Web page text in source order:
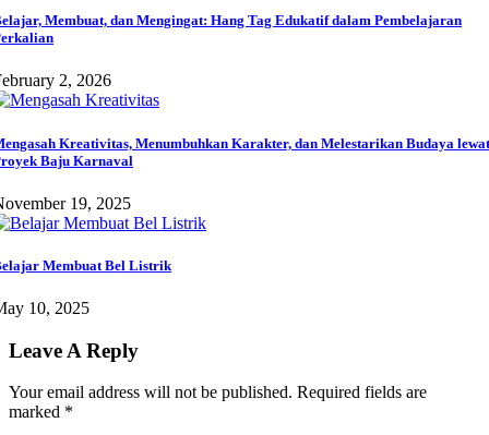
Membuat, dan Mengingat: Hang Tag Edukatif dalam Pembelajaran
2, 2026
Kreativitas, Menumbuhkan Karakter, dan Melestarikan Budaya lewat
Baju Karnaval
19, 2025
Membuat Bel Listrik
10, 2025
Leave A Reply
Your email address will not be published. Required fields are
marked *